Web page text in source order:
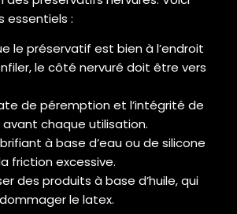
essentiels :
le préservatif est bien à l’endroit
le côté nervuré doit être vers
de péremption et l’intégrité de
avant chaque utilisation.
à base d’eau ou de silicone
friction excessive.
des produits à base d’huile, qui
le latex.